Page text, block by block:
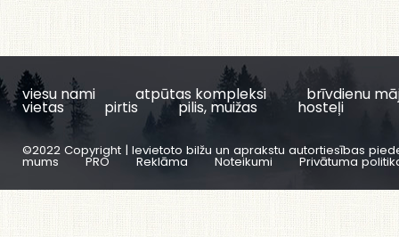
viesu nami atpūtas kompleksi brīvdienu
vietas pirtis pilis, muižas hosteļi
©2022 Copyright | Ievietoto bilžu un aprakstu autortiesības
mums PRO Reklāma Noteikumi Privātuma